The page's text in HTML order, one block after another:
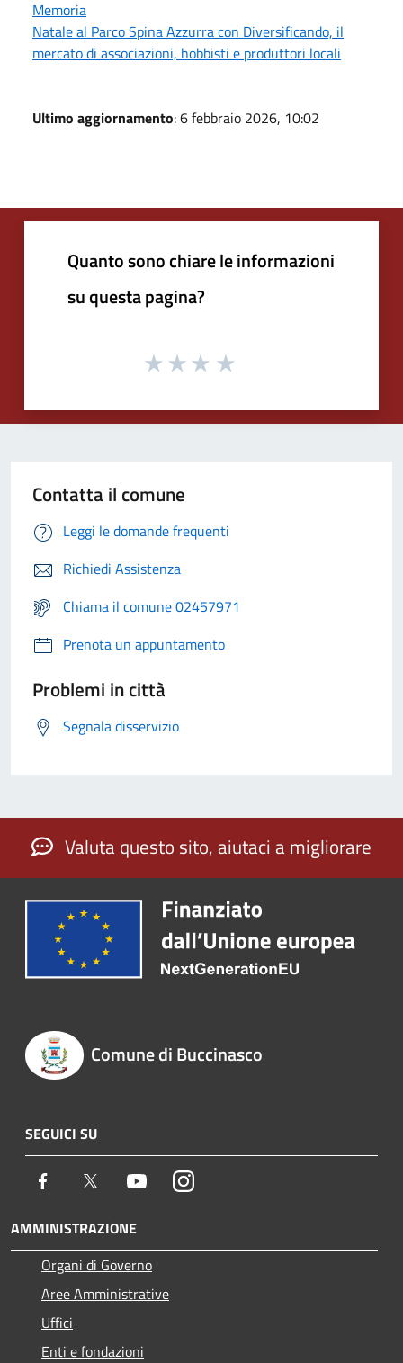
Memoria
Natale al Parco Spina Azzurra con Diversificando, il
mercato di associazioni, hobbisti e produttori locali
Ultimo aggiornamento: 6 febbraio 2026, 10:02
Quanto sono chiare le informazioni
su questa pagina?
Contatta il comune
Leggi le domande frequenti
Richiedi Assistenza
Chiama il comune 02457971
Prenota un appuntamento
Problemi in città
Segnala disservizio
Valuta questo sito, aiutaci a migliorare
Comune di Buccinasco
SEGUICI SU
Facebook Twitter YoutubeInstagram
AMMINISTRAZIONE
Organi di Governo
Aree Amministrative
Uffici
Enti e fondazioni